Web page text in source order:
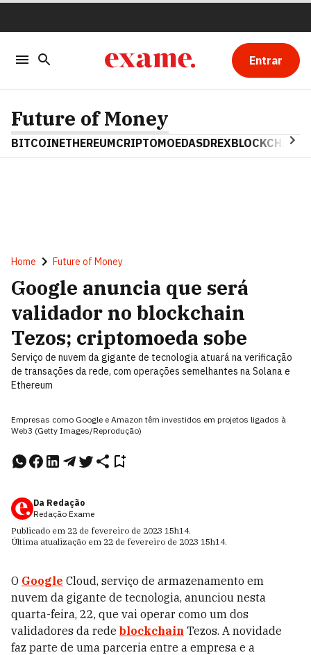
Entrar
Future of Money
BITCOINETHEREUMCRIPTOMOEDASDREXBLOCKCHAIN
Home Future of Money
Google anuncia que será
validador no blockchain
Tezos; criptomoeda sobe
Serviço de nuvem da gigante de tecnologia atuará na verificação
de transações da rede, com operações semelhantes na Solana e
Ethereum
Empresas como Google e Amazon têm investidos em projetos ligados à
Web3 (Getty Images/Reprodução)
Da Redação
Redação Exame
Publicado em 22 de fevereiro de 2023 15h14.
Última atualização em 22 de fevereiro de 2023 15h14.
O Google Cloud, serviço de armazenamento em
nuvem da gigante de tecnologia, anunciou nesta
quarta-feira, 22, que vai operar como um dos
validadores da rede blockchain Tezos. A novidade
faz parte de uma parceria entre a empresa e a